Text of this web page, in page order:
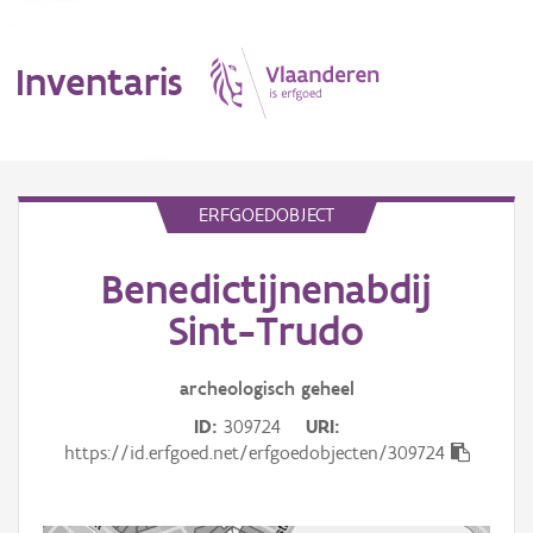
Inventaris
Erfgoedobject
ERFGOEDOBJECT
Benedictijnenabdij
Sint-Trudo
archeologisch geheel
ID 309724
URI
https://id.erfgoed.net/erfgoedobjecten/309724